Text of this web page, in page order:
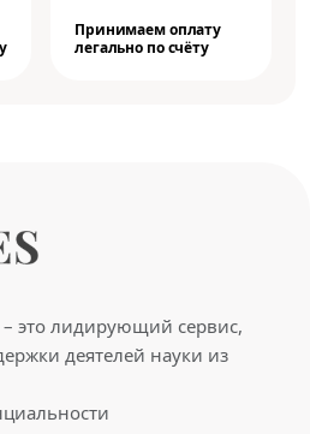
Принимаем оплату
легально по счёту
это лидирующий сервис,
деятелей науки из